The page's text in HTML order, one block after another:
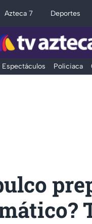
Azteca 7 Deportes
Espectáculos Policiaca